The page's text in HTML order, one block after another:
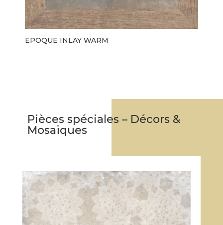
EPOQUE INLAY WARM
Pièces spéciales – Décors &
Mosaïques